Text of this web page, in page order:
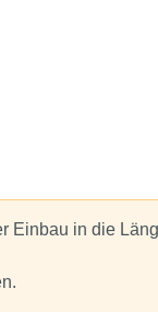
Einbau in die